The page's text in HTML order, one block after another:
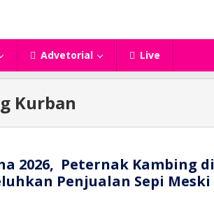
Advetorial Live
Kurban
2026, Peternak Kambing di
Penjualan Sepi Meski